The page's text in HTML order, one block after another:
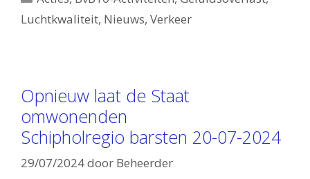
Luchtkwaliteit, Nieuws, Verkeer
Opnieuw laat de Staat
omwonenden
Schipholregio barsten 20-07-2024
29/07/2024door Beheerder